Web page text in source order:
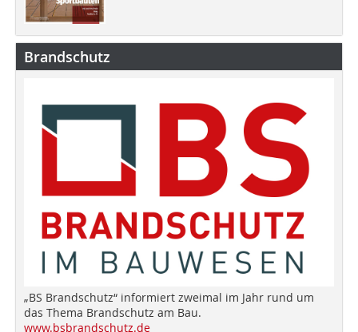
Brandschutz
„BS Brandschutz“ informiert zweimal im Jahr rund um
das Thema Brandschutz am Bau.
www.bsbrandschutz.de